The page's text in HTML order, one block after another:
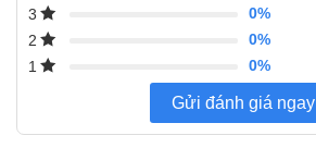
3
0%
2
0%
1
0%
Gửi đánh giá ngay